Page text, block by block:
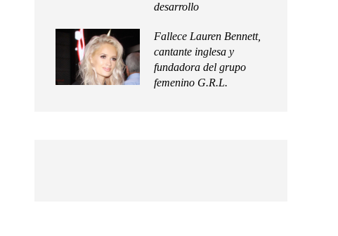
desarrollo
Fallece Lauren Bennett,
cantante inglesa y
fundadora del grupo
femenino G.R.L.